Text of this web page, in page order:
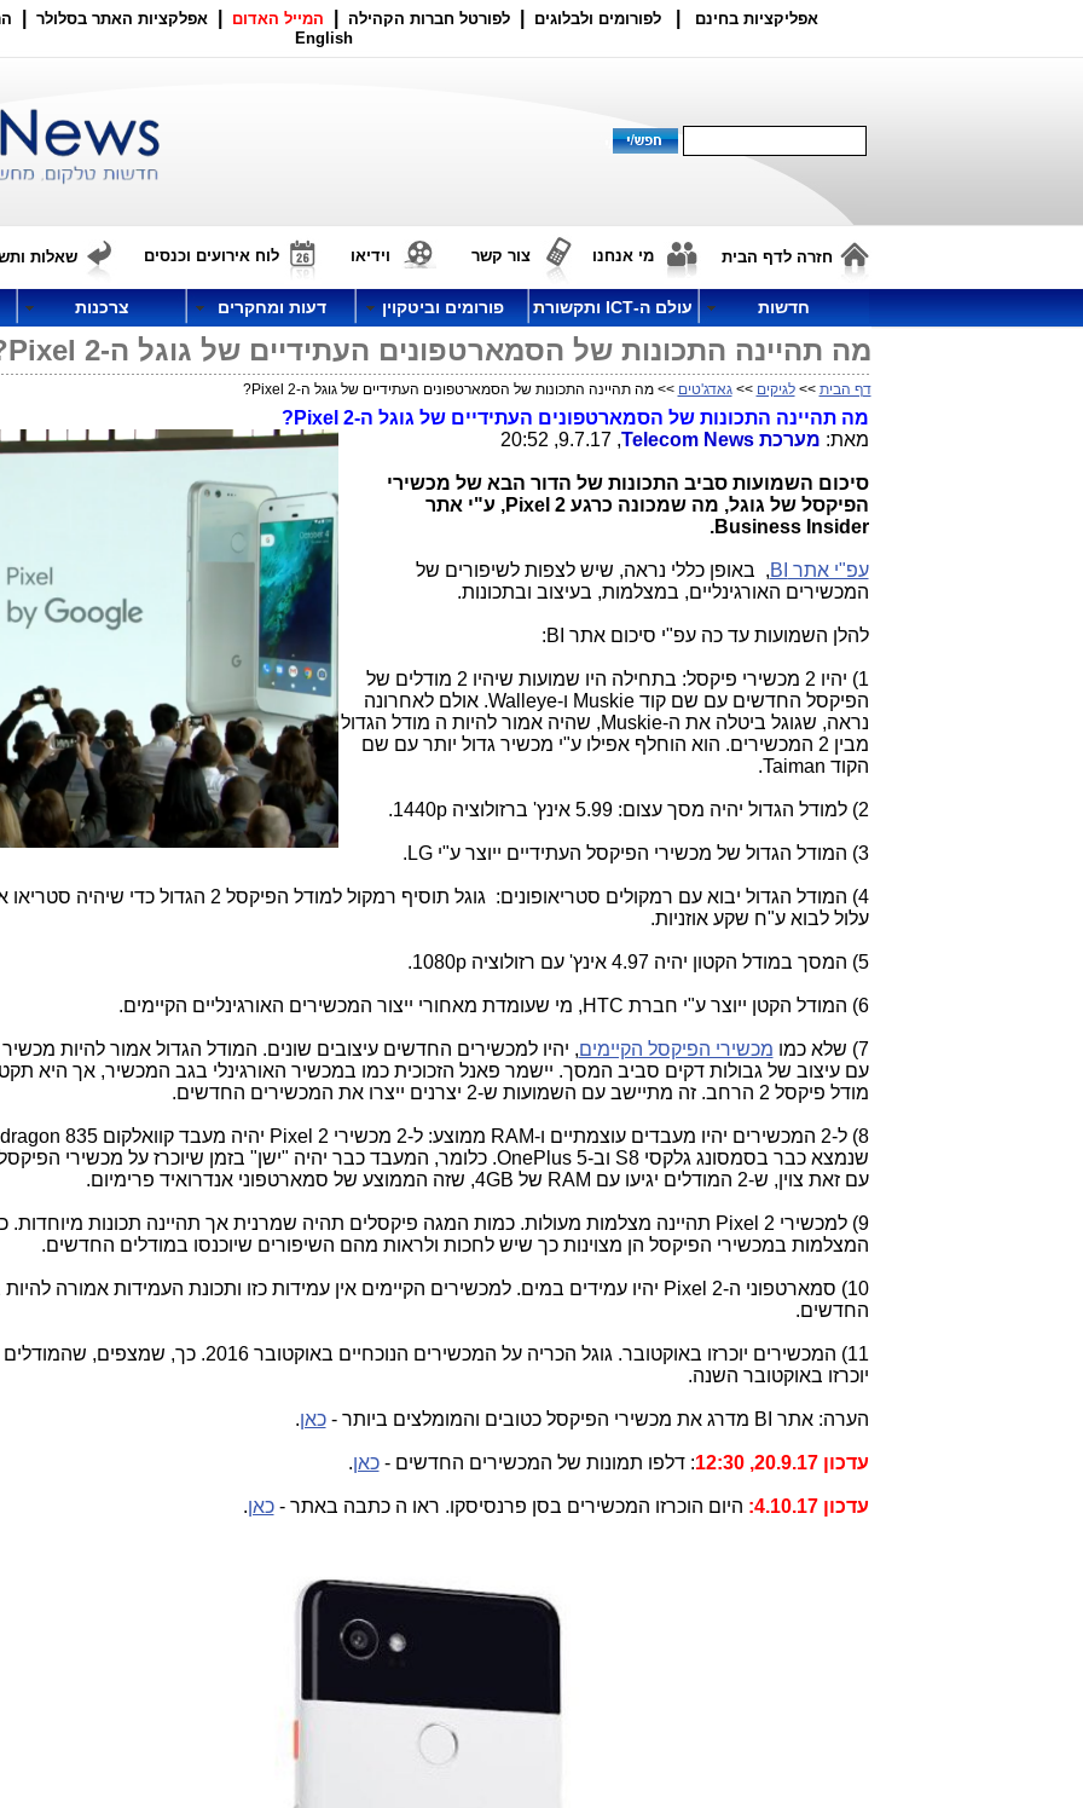
אפליקציות בחינם לפורומים ולבלוגים לפורטל חברות הקהילה המייל האדום אפלקציות האתר בסלולר
English
חזרה לדף הבית מי אנחנו צור קשר וידיאו לוח אירועים וכנסים שאלות
חדשות עולם ה-ICT ותקשורת פורומים וביטקוין דעות ומחקרים צרכנות
מה תהיינה התכונות של הסמארטפונים העתידיים של גוגל ה-Pixel 2?
דף הבית >>לגיקים >>גאדג'טים >> מה תהיינה התכונות של הסמארטפונים העתידיים של גוגל ה-Pixel 2?
מה תהיינה התכונות של הסמארטפונים העתידיים של גוגל ה-Pixel 2
?
מאת: מערכתTelecom News
, 9.7.17, 20:52
סיכום השמועות סביב התכונות של הדור הבא של מכשירי
הפיקסל של גוגל, מה שמכונה כרגעPixel 2, ע"י אתר
.Business Insider
עפ"י אתר BI, באופן כללי נראה, שיש לצפות לשיפורים של
המכשירים האורגינליים, במצלמות, בעיצוב ובתכונות.
להלן השמועות עד כה עפ"י סיכום אתר BI
:
1) יהיו 2 מכשירי פיקסל: בתחילה היו שמועות שיהיו 2 מודלים של
הפיקסל החדשים עם שם קודMuskie ו-Walleye. אולם לאחרונה
נראה, שגוגל ביטלה את ה-Muskie, שהיה אמור להיות ה מודל הגדול
מבין 2 המכשירים. הוא הוחלף אפילו ע"י מכשיר גדול יותר עם שם
הקוד Taiman
.
2) למודל הגדול יהיה מסך עצום: 5.99 אינץ' ברזולוציה 1440p
.
3) המודל הגדול של מכשירי הפיקסל העתידיים ייוצר ע"י LG
.
4) המודל הגדול יבוא עם רמקולים סטריאופונים: גוגל תוסיף רמקול למודל הפיקסל 2 הגדול
עלול לבוא ע"ח שקע אוזניות.
5) המסך במודל הקטון יהיה 4.97 אינץ' עם רזולוציה 1080p
.
6) המודל הקטן ייוצר ע"י חברת HTC, מי שעומדת מאחורי ייצור המכשירים האורגינליים הקיימים.
7) שלא כמו מכשירי הפיקסל הקיימים, יהיו למכשירים החדשים עיצובים שונים. המודל הגדול אמור להיות
עם עיצוב של גבולות דקים סביב המסך. יישמר פאנל הזכוכית כמו במכשיר האורגינלי בגב המכשיר, אך היא
מודל פיקסל 2 הרחב. זה מתיישב עם השמועות ש-2 יצרנים ייצרו את המכשירים החדשים.
8) ל-2 המכשירים יהיו מעבדים עוצמתיים ו- RAM ממוצע: ל-2 מכשירי Pixel 2 יהיה מעבד קוואלקום835
שנמצא כבר בסמסונג גלקסיS8 וב-OnePlus 5. כלומר, המעבד כבר יהיה "ישן" בזמן שיוכרז על מכשירי
עם זאת צוין, ש-2 המודלים יגיעו עם
RAM של 4GB, שזה הממוצע של סמארטפוני אנדרואיד פרימיום.
9) למכשירי Pixel 2 תהיינה מצלמות מעולות. כמות המגה פיקסלים תהיה שמרנית אך תהיינה תכונות מיוחדות.
המצלמות במכשירי הפיקסל הן מצוינות כך שיש לחכות ולראות מהם השיפורים שיוכנסו במודלים החדשים.
10) סמארטפוני ה- Pixel 2 יהיו עמידים במים. למכשירים הקיימים אין עמידות כזו ותכונת העמידות אמורה
החדשים.
11) המכשירים יוכרזו באוקטובר. גוגל הכריה על המכשירים הנוכחיים באוקטובר
יוכרזו באוקטובר השנה.
הערה: אתר BI מדרג את מכשירי הפיקסל כטובים והמומלצים ביותר - כאן.
עדכון 20.9.17, 12:30 : דלפו תמונות של המכשירים החדשים -כאן.
עדכון 4.10.17: היום הוכרזו המכשירים בסן פרנסיסקו. ראו ה כתבה באתר -כאן.